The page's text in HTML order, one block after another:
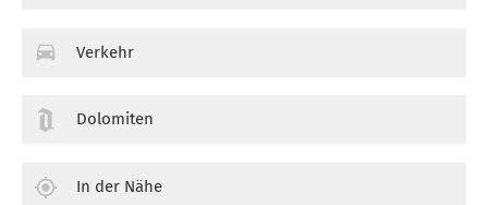
Verkehr
Dolomiten
In der Nähe